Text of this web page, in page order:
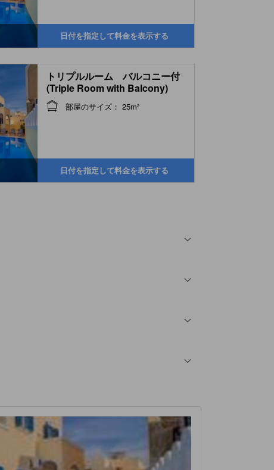
日付を指定して料金を表示する
トリプルルーム バルコニー付
(Triple Room with Balcony)
部屋のサイズ： 25m²
日付を指定して料金を表示する